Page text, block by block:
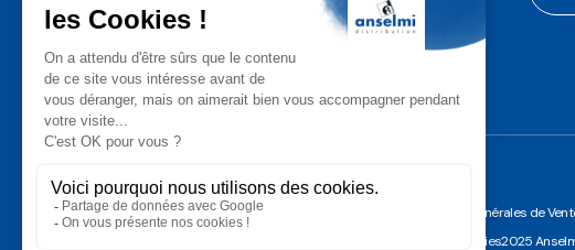
Vaisselle Réutilisable
Noël
Conditions Générales de
Gérer les cookies2025